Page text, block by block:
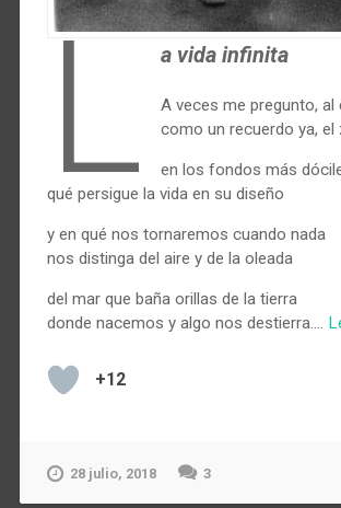
L a vida infinita
A veces me pregunto, al
como un recuerdo ya,
en los fondos más
qué persigue la vida en su diseño
y en qué nos tornaremos cuando nada
nos distinga del aire y de la oleada
del mar que baña orillas de la tierra
donde nacemos y algo nos destierra.…
+12
28 julio, 2018 3